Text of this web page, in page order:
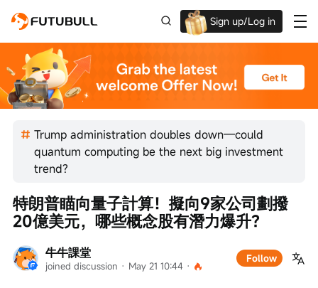
Sign up/Log in
Trump administration doubles down—could
quantum computing be the next big investment
trend?
牛牛課堂
joined discussion · May 21 10:44 ·
Follow
特朗普瞄向量子計算！擬向9家公司劃撥
20億美元，哪些概念股有潛力爆升？